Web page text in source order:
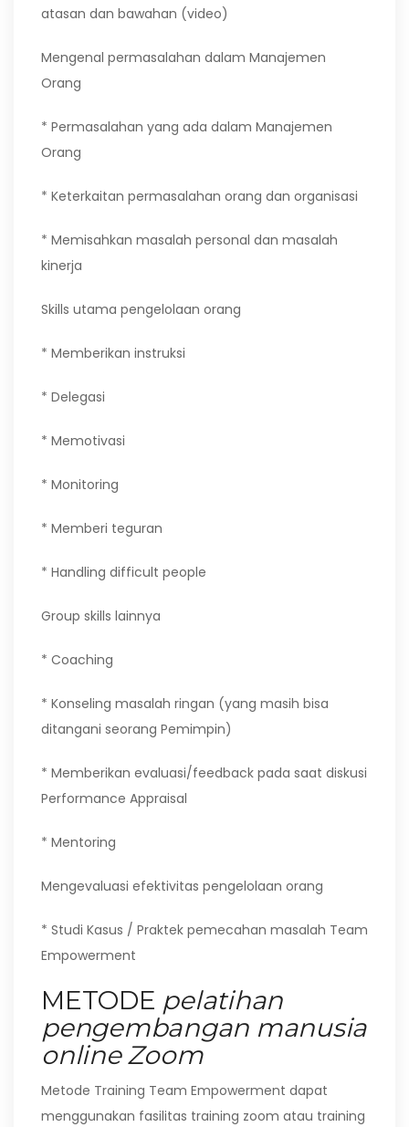
atasan dan bawahan (video)
Mengenal permasalahan dalam Manajemen
Orang
* Permasalahan yang ada dalam Manajemen
Orang
* Keterkaitan permasalahan orang dan organisasi
* Memisahkan masalah personal dan masalah
kinerja
Skills utama pengelolaan orang
* Memberikan instruksi
* Delegasi
* Memotivasi
* Monitoring
* Memberi teguran
* Handling difficult people
Group skills lainnya
* Coaching
* Konseling masalah ringan (yang masih bisa
ditangani seorang Pemimpin)
* Memberikan evaluasi/feedback pada saat diskusi
Performance Appraisal
* Mentoring
Mengevaluasi efektivitas pengelolaan orang
* Studi Kasus / Praktek pemecahan masalah Team
Empowerment
METODE pelatihan
pengembangan manusia
online Zoom
Metode Training Team Empowerment dapat
menggunakan fasilitas training zoom atau training